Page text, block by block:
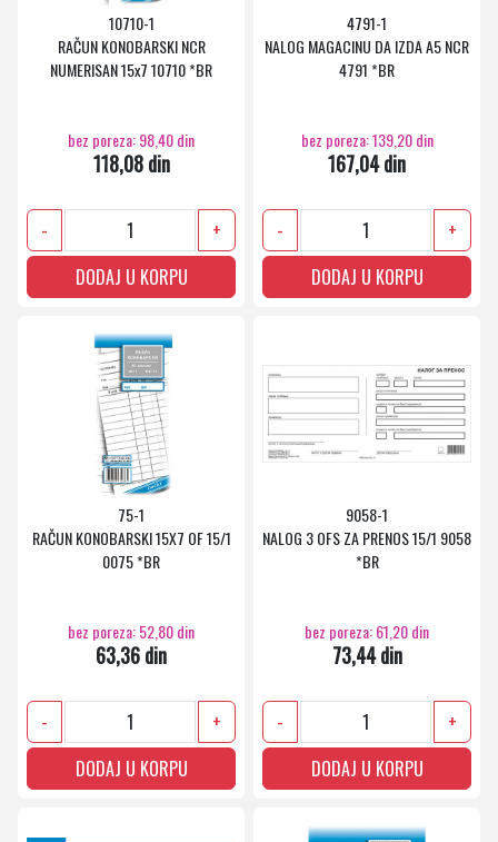
10710-1
RAČUN KONOBARSKI NCR
NUMERISAN 15x7 10710 *BR
bez poreza: 98,40 din
118,08 din
-
+
DODAJ U KORPU
4791-1
NALOG MAGACINU DA IZDA A5 NCR
4791 *BR
bez poreza: 139,20 din
167,04 din
-
+
DODAJ U KORPU
75-1
RAČUN KONOBARSKI 15X7 OF 15/1
0075 *BR
bez poreza: 52,80 din
63,36 din
-
+
DODAJ U KORPU
9058-1
NALOG 3 OFS ZA PRENOS 15/1 9058
*BR
bez poreza: 61,20 din
73,44 din
-
+
DODAJ U KORPU